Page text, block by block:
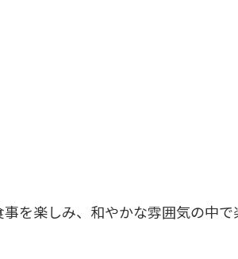
を楽しみ、和やかな雰囲気の中